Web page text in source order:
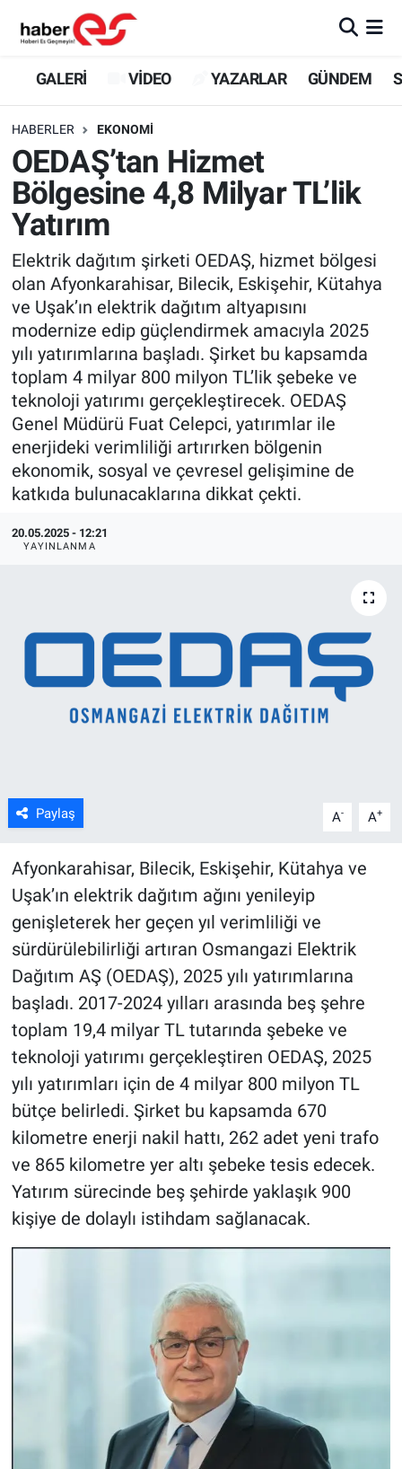
GALERİ VİDEO YAZARLAR GÜNDEM
HABERLER EKONOMİ
OEDAŞ’tan Hizmet
Bölgesine 4,8 Milyar TL’lik
Yatırım
Elektrik dağıtım şirketi OEDAŞ, hizmet bölgesi
olan Afyonkarahisar, Bilecik, Eskişehir, Kütahya
ve Uşak’ın elektrik dağıtım altyapısını
modernize edip güçlendirmek amacıyla 2025
yılı yatırımlarına başladı. Şirket bu kapsamda
toplam 4 milyar 800 milyon TL’lik şebeke ve
teknoloji yatırımı gerçekleştirecek. OEDAŞ
Genel Müdürü Fuat Celepci, yatırımlar ile
enerjideki verimliliği artırırken bölgenin
ekonomik, sosyal ve çevresel gelişimine de
katkıda bulunacaklarına dikkat çekti.
20.05.2025 - 12:21
YAYINLANMA
Paylaş A- A+
Afyonkarahisar, Bilecik, Eskişehir, Kütahya ve
Uşak’ın elektrik dağıtım ağını yenileyip
genişleterek her geçen yıl verimliliği ve
sürdürülebilirliği artıran Osmangazi Elektrik
Dağıtım AŞ (OEDAŞ), 2025 yılı yatırımlarına
başladı. 2017-2024 yılları arasında beş şehre
toplam 19,4 milyar TL tutarında şebeke ve
teknoloji yatırımı gerçekleştiren OEDAŞ, 2025
yılı yatırımları için de 4 milyar 800 milyon TL
bütçe belirledi. Şirket bu kapsamda 670
kilometre enerji nakil hattı, 262 adet yeni trafo
ve 865 kilometre yer altı şebeke tesis edecek.
Yatırım sürecinde beş şehirde yaklaşık 900
kişiye de dolaylı istihdam sağlanacak.
GALERİ
YAZARLAR
GÜNDEM
SİYASET
TEKNOLOJİ
EKONOMİ
SPOR
ASAYİŞ
Eskişehir Nöbetçi Eczaneler
Eskişehir Trafik Yoğunluk Haritası
Süper Lig Puan Durumu ve Fikstür
Tüm Manşetler
Son Dakika Haberleri
Haber Arşivi